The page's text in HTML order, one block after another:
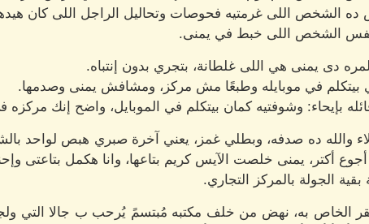
الشخص اللى غرمتيه فحوصات وتحاليل الراجل اللى كان
نفس الشخص اللى خبط في يمنى.
دى يمنى هي اللى غلطانة، بتجري بدون إنتباه.
في موبايله وطبعًا مش مركز، ومشافش يمنى وصدمها.
بإيحاء: وشوفتيه كمان بيتكلم في الموبايل، واضح إنك مركزه
والله ده صدفه، وبطلي غمز، يعني آخرة صبري هبص لواحد
أكتر، يمنى خلصت الآيس كريم بتاعها، وانا هكمل بتاعتى
الجولة بالمركز التجاري.
الخاص به، نهض من خلف مكتبه مُبتسمً يُرحب ب جالا التي